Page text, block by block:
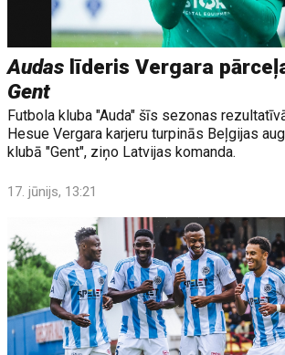
Audas līderis Vergara
Gent
Futbola kluba "Auda" šīs sezonas
Hesue Vergara karjeru turpinās Beļgijas
klubā "Gent", ziņo Latvijas komanda.
17. jūnijs, 13:21